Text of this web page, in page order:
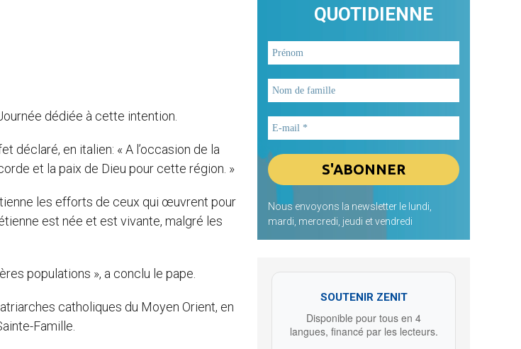
dédiée à cette intention.
déclaré, en italien: « A l’occasion de la
et la paix de Dieu pour cette région. »
les efforts de ceux qui œuvrent pour
est née et est vivante, malgré les
populations », a conclu le pape.
catholiques du Moyen Orient, en
Famille.
QUOTIDIENNE
Nous envoyons la newsletter le lundi,
mardi, mercredi, jeudi et vendredi
SOUTENIR ZENIT
Disponible pour tous en 4
langues, financé par les lecteurs.